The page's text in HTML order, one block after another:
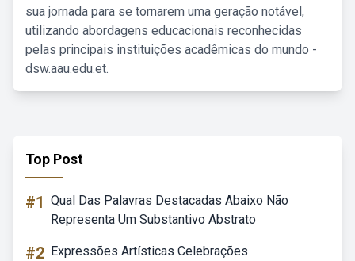
sua jornada para se tornarem uma geração notável,
utilizando abordagens educacionais reconhecidas
pelas principais instituições acadêmicas do mundo -
dsw.aau.edu.et.
Top Post
#1 Qual Das Palavras Destacadas Abaixo Não
Representa Um Substantivo Abstrato
#2 Expressões Artísticas Celebrações